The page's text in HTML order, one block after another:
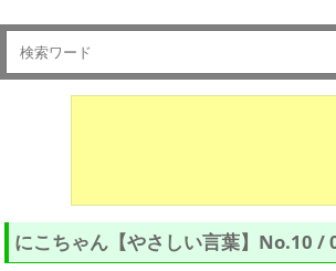
にこちゃん【やさしい言葉】No.10 /